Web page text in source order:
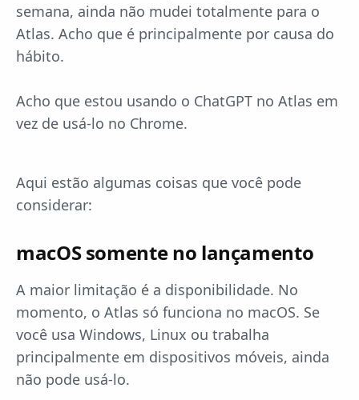
semana, ainda não mudei totalmente para o
Atlas. Acho que é principalmente por causa do
hábito.
Acho que estou usando o ChatGPT no Atlas em
vez de usá-lo no Chrome.
Aqui estão algumas coisas que você pode
considerar:
macOS somente no lançamento
A maior limitação é a disponibilidade. No
momento, o Atlas só funciona no macOS. Se
você usa Windows, Linux ou trabalha
principalmente em dispositivos móveis, ainda
não pode usá-lo.